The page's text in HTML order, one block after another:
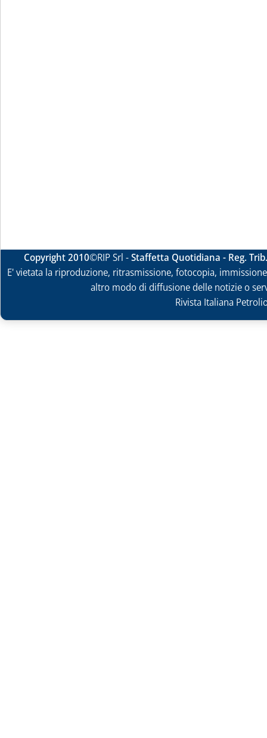
Copyright 2010©RIP Srl -Staffetta Quotidiana - Reg.
E' vietata la riproduzione, ritrasmissione, fotocopia,
altro modo di diffusione delle notizie o
Rivista Italiana